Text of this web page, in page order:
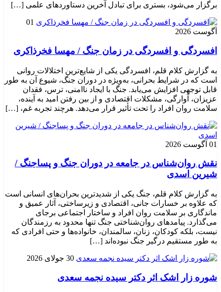
برگزار می‌شود، بستری برای تبادل آخرین دستاوردهای علمی […]
01
آگوست 2026
افسردگی و افسردگی در زمان جنگ / مهسا فخرذاکری
به گزارش کلام قلم، افسردگی یکی از شایع‌ترین اختلالات روانی
است که در شرایط بحرانی، به‌ویژه در دوران جنگ، شیوع آن به طور
قابل توجهی افزایش می‌یابد. جنگ با ایجاد ناامنی، ترس، فقدان
عزیزان، آوارگی، مشکلات اقتصادی و از بین رفتن امید به آینده،
سلامت روان افراد را تحت تأثیر قرار می‌دهد. هرچند تجربه غم، […]
01 آگوست 2026
نقش روان‌شناس در جامعه در دوران جنگ و پساجنگ /
شیرین اسدی
به گزارش کلام قلم، جنگ یکی از شدیدترین بحران‌های انسانی است
که علاوه بر خسارات جانی، اقتصادی و زیرساختی، آثار عمیق و
ماندگاری بر سلامت روان افراد و ساختار اجتماعی برجای
می‌گذارد. پیامدهای روان‌شناختی جنگ تنها محدود به رزمندگان
نیست، بلکه کودکان، زنان، سالمندان، خانواده‌ها و حتی افرادی که
به طور مستقیم درگیر جنگ نبوده‌اند […]
30 جولای 2026
شوره زار اشک اثر دکتر سیده نجمه سعدی